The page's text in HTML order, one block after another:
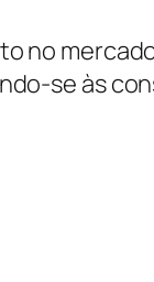
no
se às